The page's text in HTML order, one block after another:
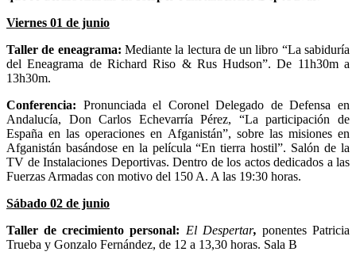
Viernes 01 de junio
Taller de eneagrama: Mediante la lectura de un libro “La sabiduría
del Eneagrama de Richard Riso & Rus Hudson”. De 11h30m a
13h30m.
Conferencia: Pronunciada el Coronel Delegado de Defensa en
Andalucía, Don Carlos Echevarría Pérez, “La participación de
España en las operaciones en Afganistán”, sobre las misiones en
Afganistán basándose en la película “En tierra hostil”. Salón de la
TV de Instalaciones Deportivas. Dentro de los actos dedicados a las
Fuerzas Armadas con motivo del 150 A. A las 19:30 horas.
Sábado 02 de junio
Taller de crecimiento personal: El Despertar, ponentes Patricia
Trueba y Gonzalo Fernández, de 12 a 13,30 horas. Sala B